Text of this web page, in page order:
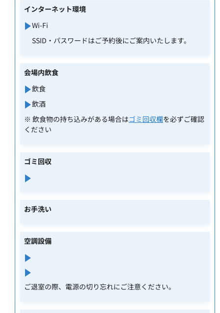
インターネット環境
Wi-Fi
SSID・パスワードはご予約後にご案内いたします。
会場内飲食
飲食
飲酒
※ 飲食物の持ち込みがある場合はゴミ回収欄を必ずご確認
ください
ゴミ回収
お手洗い
空調設備
ご退室の際、電源の切り忘れにご注意ください。